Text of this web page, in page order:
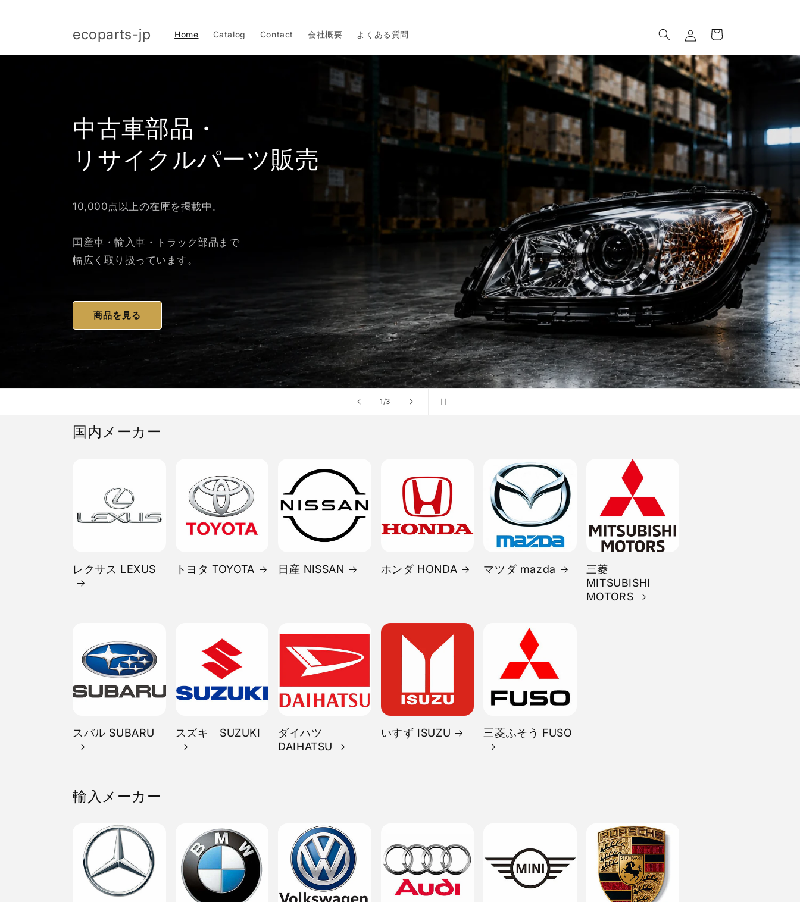
ecoparts-jp Home Catalog Contact 会社概要 よくある質問
イ
ン
ー
1/の
3
中古車部品・
リサイクルパーツ販売
10,000点以上の在庫を掲載中。
国産車・輸入車・トラック部品まで
幅広く取り扱っています。
商品を見る
国内メーカー
レクサス LEXUS トヨタ TOYOTA 日産 NISSAN ホンダ HONDA マツダ mazda
三菱
MITSUBISHI
MOTORS
スバル SUBARU スズキ SUZUKI
ダイハツ
DAIHATSU
いすず ISUZU 三菱ふそう FUSO
輸入メーカー